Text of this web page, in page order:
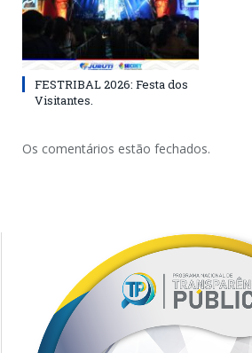
FESTRIBAL 2026: Festa dos
Visitantes.
Os comentários estão fechados.